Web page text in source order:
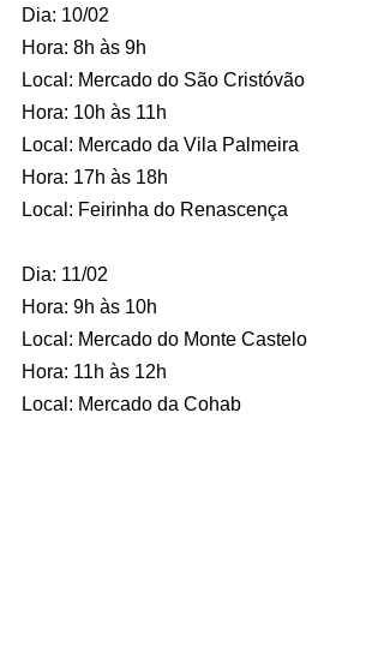
Dia: 10/02
Hora: 8h às 9h
Local: Mercado do São Cristóvão
Hora: 10h às 11h
Local: Mercado da Vila Palmeira
Hora: 17h às 18h
Local: Feirinha do Renascença
Dia: 11/02
Hora: 9h às 10h
Local: Mercado do Monte Castelo
Hora: 11h às 12h
Local: Mercado da Cohab